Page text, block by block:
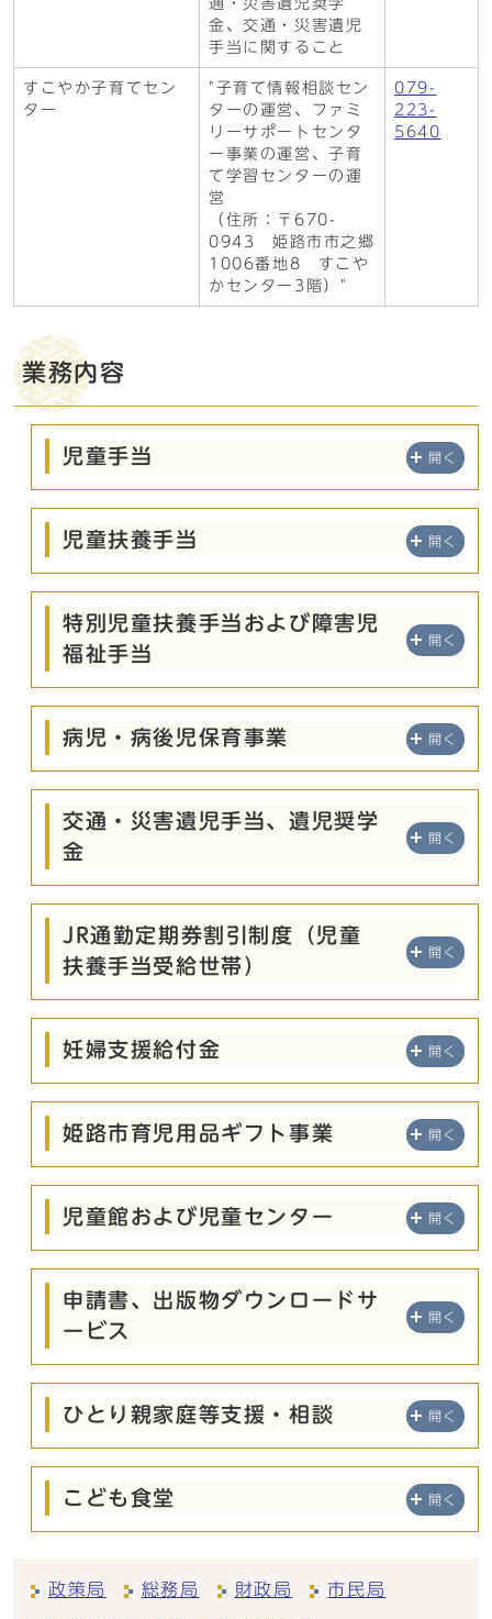
通・災害遺児奨学
金、交通・災害遺児
手当に関すること
すこやか子育てセン
ター
"子育て情報相談セン
ターの運営、ファミ
リーサポートセンタ
ー事業の運営、子育
て学習センターの運
営
（住所：〒670-
0943 姫路市市之郷
1006番地8 すこや
かセンター3階）"
079-
223-
5640
業務内容
児童手当 開く
児童扶養手当 開く
特別児童扶養手当および障害児
福祉手当
開く
病児・病後児保育事業 開く
交通・災害遺児手当、遺児奨学
金
開く
JR通勤定期券割引制度（児童
扶養手当受給世帯）
開く
妊婦支援給付金 開く
姫路市育児用品ギフト事業 開く
児童館および児童センター 開く
申請書、出版物ダウンロードサ
ービス
開く
ひとり親家庭等支援・相談 開く
こども食堂 開く
政策局 総務局 財政局 市民局